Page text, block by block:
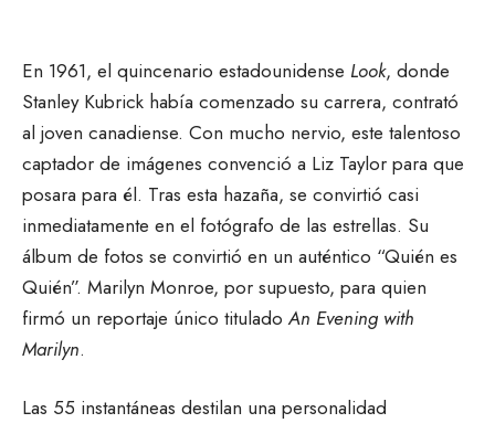
En 1961, el quincenario estadounidense Look, donde
Stanley Kubrick había comenzado su carrera, contrató
al joven canadiense. Con mucho nervio, este talentoso
captador de imágenes convenció a Liz Taylor para que
posara para él. Tras esta hazaña, se convirtió casi
inmediatamente en el fotógrafo de las estrellas. Su
álbum de fotos se convirtió en un auténtico “Quién es
Quién”. Marilyn Monroe, por supuesto, para quien
firmó un reportaje único tituladoAn Evening with
Marilyn.
Las 55 instantáneas destilan una personalidad